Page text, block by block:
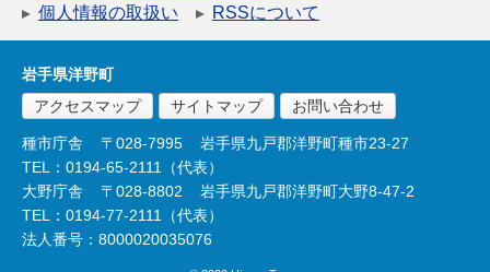
個人情報の取扱い
RSSについて
岩手県洋野町
アクセスマップ
サイトマップ お問い合わせ
種市庁舎 〒028-7995
岩手県九戸郡洋野町種市23-27
TEL：0194-65-2111（代表）
大野庁舎
〒028-8802
岩手県九戸郡洋野町大野8-47-2
TEL：0194-77-2111（代表）
法人番号：8000020035076